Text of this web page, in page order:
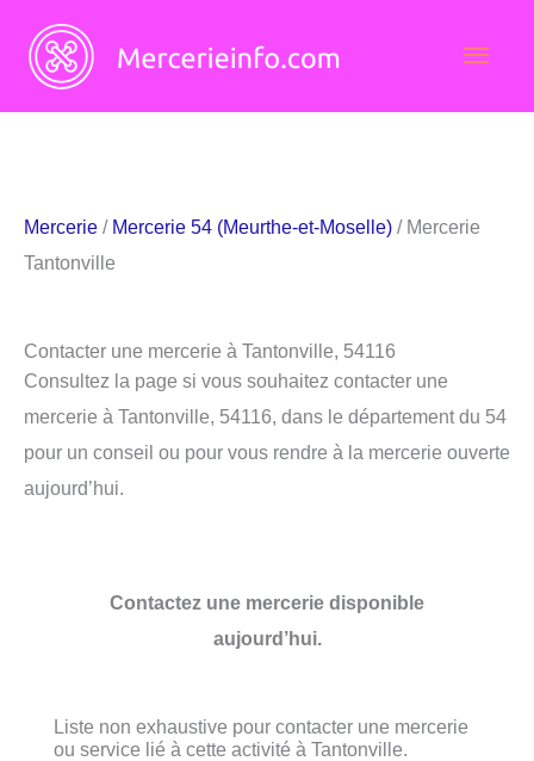
contenu
Mercerie / Mercerie 54 (Meurthe-et-Moselle) / Mercerie
Tantonville
Contacter une mercerie à Tantonville, 54116
Consultez la page si vous souhaitez contacter une
mercerie à Tantonville, 54116, dans le département du 54
pour un conseil ou pour vous rendre à la mercerie ouverte
aujourd’hui.
Contactez une mercerie disponible
aujourd’hui.
Liste non exhaustive pour contacter une mercerie
ou service lié à cette activité à Tantonville.